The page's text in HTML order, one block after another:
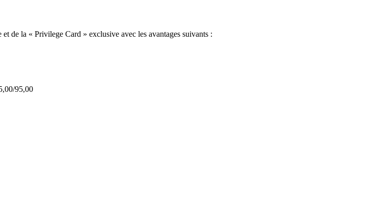
de la « Privilege Card » exclusive avec les avantages suivants :
95,00